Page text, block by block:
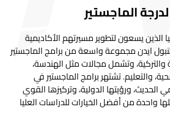
5,000.00$
4,750.00$
6,500.00$
6,250.00$
5,000.00$
4,750.00$
الماجستير
الذين يسعون لتطوير مسيرتهم الأكاديمية
ايدن مجموعة واسعة من برامج الماجستير
والتركية، وتشمل مجالات مثل الهندسة،
والتعليم. تشتهر برامج الماجستير في
الحديث، ورؤيتها الدولية، وتركيزها القوي
واحدة من أفضل الخيارات للدراسات العليا